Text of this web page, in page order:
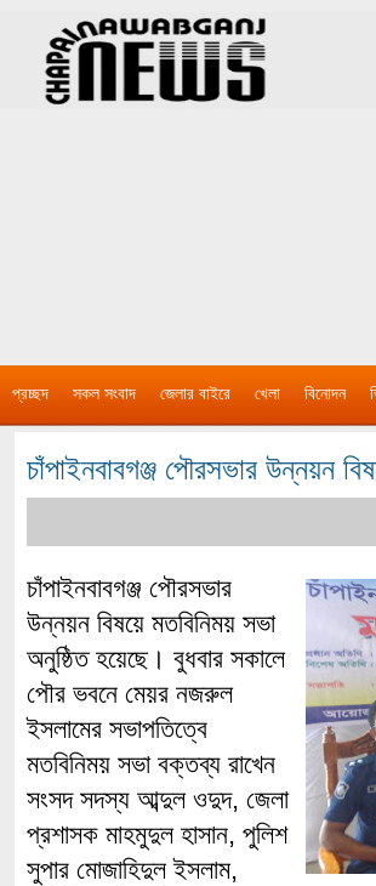
প্রচ্ছদ সকল সংবাদ জেলার বাইরে খেলা বিনোদন
চাঁপাইনবাবগঞ্জ পৌরসভার উন্নয়ন
চাঁপাইনবাবগঞ্জ পৌরসভার
উন্নয়ন বিষয়ে মতবিনিময় সভা
অনুষ্ঠিত হয়েছে। বুধবার সকালে
পৌর ভবনে মেয়র নজরুল
ইসলামের সভাপতিত্বে
মতবিনিময় সভা বক্তব্য রাখেন
সংসদ সদস্য আব্দুল ওদুদ, জেলা
প্রশাসক মাহমুদুল হাসান, পুলিশ
সুপার মোজাহিদুল ইসলাম,